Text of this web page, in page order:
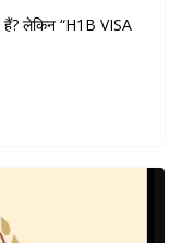
हैं? लेकिन “H1B VISA